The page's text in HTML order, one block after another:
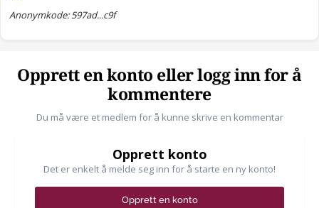
Anonymkode: 597ad...c9f
Opprett en konto eller logg inn for å
kommentere
Du må være et medlem for å kunne skrive en kommentar
Opprett konto
Det er enkelt å melde seg inn for å starte en ny konto!
Opprett en konto